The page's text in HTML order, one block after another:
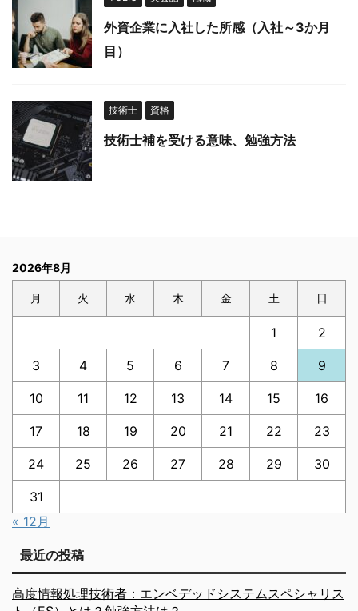
外資企業に入社した所感（入社～3か月
目）
技術士 資格
技術士補を受ける意味、勉強方法
2026年8月
月 火 水 木 金 土 日
1 2
3 4 5 6 7 8 9
10 11 12 13 14 15 16
17 18 19 20 21 22 23
24 25 26 27 28 29 30
31
« 12月
最近の投稿
高度情報処理技術者：エンベデッドシステムスペシャリス